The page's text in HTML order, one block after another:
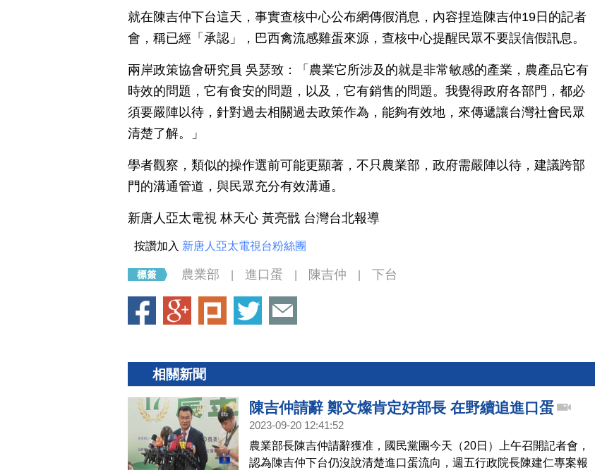
就在陳吉仲下台這天，事實查核中心公布網傳假消息，內容捏造陳吉仲19日的記者
會，稱已經「承認」，巴西禽流感雞蛋來源，查核中心提醒民眾不要誤信假訊息。
兩岸政策協會研究員 吳瑟致：「農業它所涉及的就是非常敏感的產業，農產品它有
時效的問題，它有食安的問題，以及，它有銷售的問題。我覺得政府各部門，都必
須要嚴陣以待，針對過去相關過去政策作為，能夠有效地，來傳遞讓台灣社會民眾
清楚了解。」
學者觀察，類似的操作選前可能更顯著，不只農業部，政府需嚴陣以待，建議跨部
門的溝通管道，與民眾充分有效溝通。
新唐人亞太電視 林天心 黃亮戩 台灣台北報導
按讚加入 新唐人亞太電視台粉絲團
農業部 進口蛋 陳吉仲 下台
相關新聞
陳吉仲請辭 鄭文燦肯定好部長 在野續追進口蛋
2023-09-20 12:41:52
農業部長陳吉仲請辭獲准，國民黨團今天（20日）上午召開記者會，
認為陳吉仲下台仍沒說清楚進口蛋流向，週五行政院長陳建仁專案報